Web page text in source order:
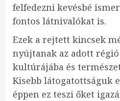
felfedezni kevésbé
fontos látnivalókat is.
Ezek a rejtett kincsek
nyújtanak az adott
kultúrájába és
Kisebb látogatottságuk
éppen ez teszi őket